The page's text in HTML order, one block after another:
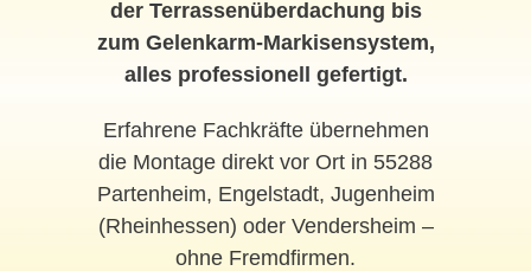
der Terrassenüberdachung bis
zum Gelenkarm-Markisensystem,
alles professionell gefertigt.
Erfahrene Fachkräfte übernehmen
die Montage direkt vor Ort in 55288
Partenheim, Engelstadt, Jugenheim
(Rheinhessen) oder Vendersheim –
ohne Fremdfirmen.